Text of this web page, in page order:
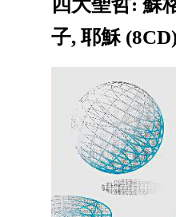
四大聖哲: 蘇
子, 耶穌